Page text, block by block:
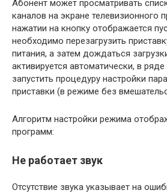
Абонент может просматривать
каналов на экране телевизионного
нажатии на кнопку отображается
необходимо перезагрузить
питания, а затем дождаться
активируется автоматически, в ряде
запустить процедуру настройки
приставки (в режиме без
Алгоритм настройки режима
программ:
Не работает звук
Отсутствие звука указывает на